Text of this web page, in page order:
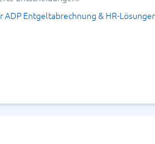
ADP Entgeltabrechnung & HR-